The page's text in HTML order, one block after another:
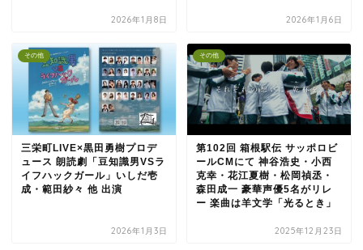
2026年1月8日 2026年1月6日
その他
三栄町LIVE×黒田勇樹プロデ
ュース 朗読劇「豆知識男VSラ
イフハックガール」いしだ壱
成・範田紗々 他 出演
2026年1月3日
その他
第102回 箱根駅伝 サッポロビ
ールCMにて 神谷浩史・小西
克幸・花江夏樹・松岡禎丞・
森田成一 豪華声優5名がリレ
ー 楽曲は羊文学「光るとき」
2025年12月23日